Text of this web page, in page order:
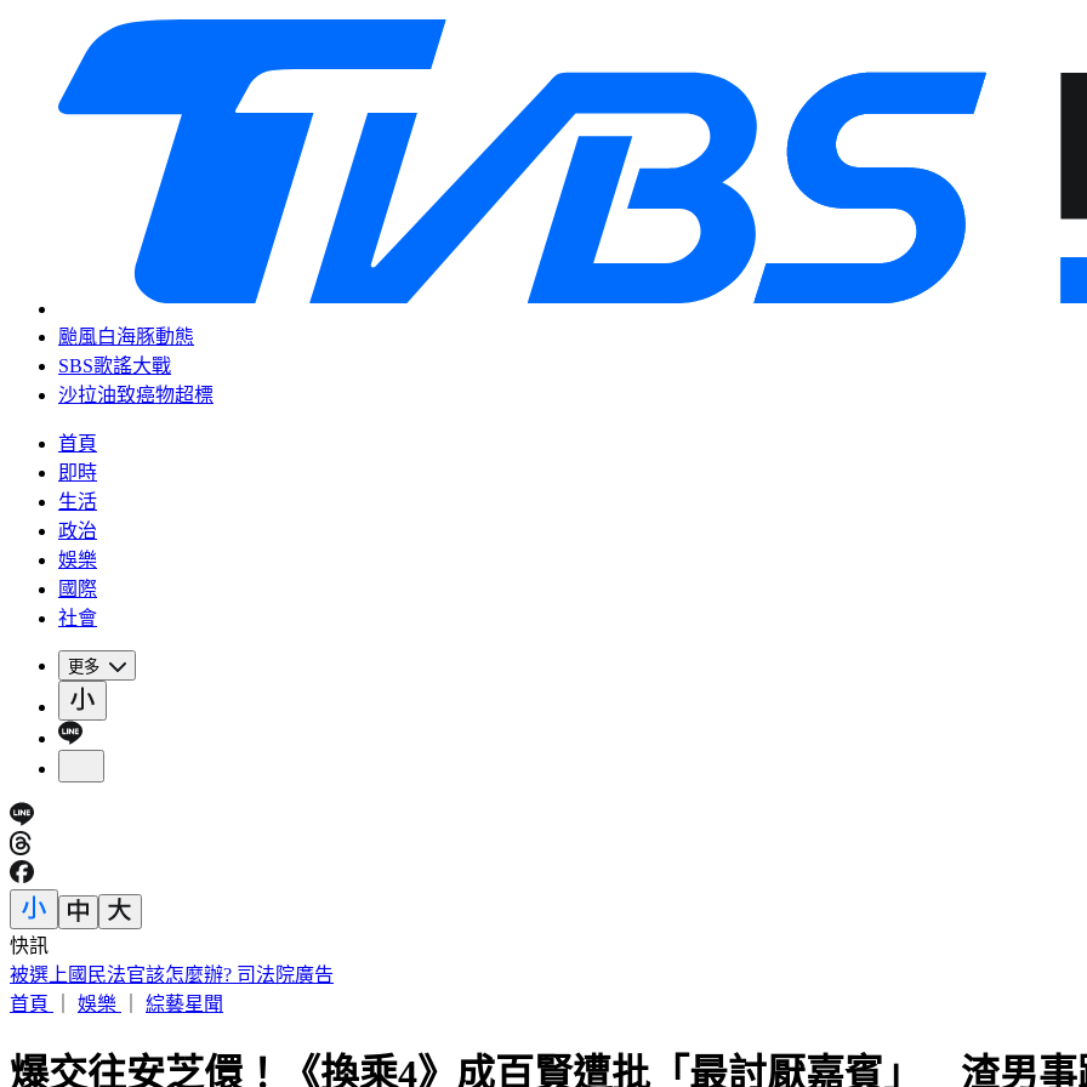
颱風白海豚動態
SBS歌謠大戰
沙拉油致癌物超標
首頁
即時
生活
政治
娛樂
國際
社會
更多
快訊
「蓋簽名」遭出征！東發號塗漆 沈伯洋、蔣萬安簽名全不留
首頁
娛樂 綜藝星聞
爆交往安芝儇！《換乘4》成百賢遭批「最討厭嘉賓」 渣男事